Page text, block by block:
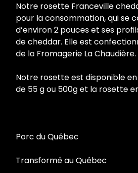
Notre rosette Franceville
pour la consommation, qui se
d’environ 2 pouces et ses
de cheddar. Elle est
de la Fromagerie La Chaudière.
Notre rosette est disponible
de 55 g ou 500g et la rosette
Porc du Québec
Transformé au Québec